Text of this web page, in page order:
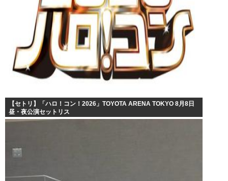
【セトリ】「ハロ！コン！2026」TOYOTA ARENA TOKYO 8月8日
昼・夜公演セットリス